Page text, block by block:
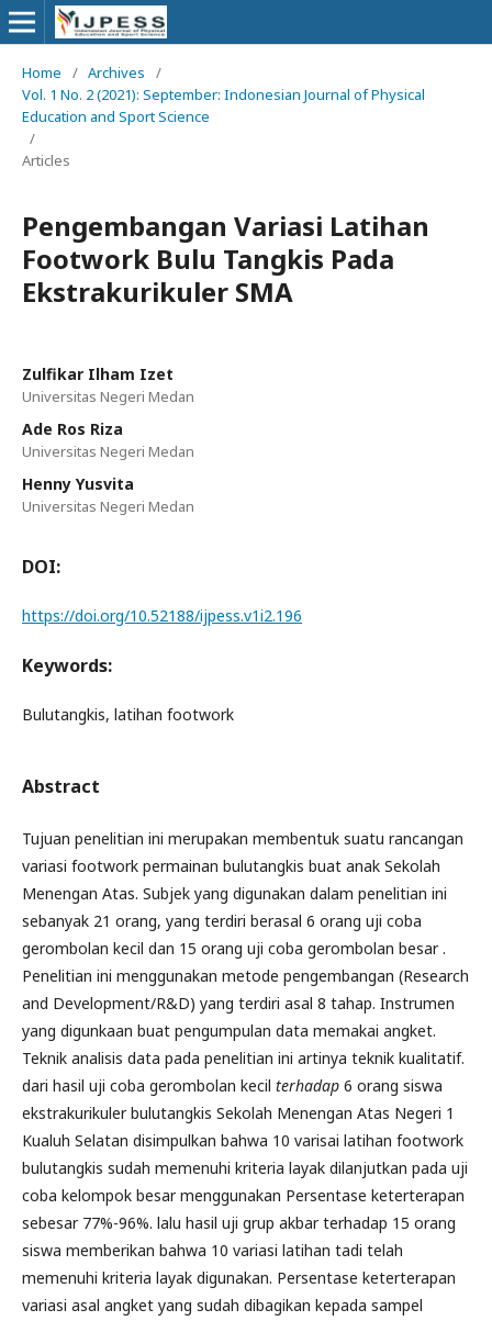
Home / Archives
/
Vol. 1 No. 2 (2021): September: Indonesian Journal of Physical
Education and Sport Science
/
Articles
Pengembangan Variasi Latihan
Footwork Bulu Tangkis Pada
Ekstrakurikuler SMA
Zulfikar Ilham Izet
Universitas Negeri Medan
Ade Ros Riza
Universitas Negeri Medan
Henny Yusvita
Universitas Negeri Medan
DOI:
https://doi.org/10.52188/ijpess.v1i2.196
Keywords:
Bulutangkis, latihan footwork
Abstract
Tujuan penelitian ini merupakan membentuk suatu rancangan
variasi footwork permainan bulutangkis buat anak Sekolah
Menengan Atas. Subjek yang digunakan dalam penelitian ini
sebanyak 21 orang, yang terdiri berasal 6 orang uji coba
gerombolan kecil dan 15 orang uji coba gerombolan besar .
Penelitian ini menggunakan metode pengembangan (Research
and Development/R&D) yang terdiri asal 8 tahap. Instrumen
yang digunkaan buat pengumpulan data memakai angket.
Teknik analisis data pada penelitian ini artinya teknik kualitatif.
dari hasil uji coba gerombolan kecil terhadap 6 orang siswa
ekstrakurikuler bulutangkis Sekolah Menengan Atas Negeri 1
Kualuh Selatan disimpulkan bahwa 10 varisai latihan footwork
bulutangkis sudah memenuhi kriteria layak dilanjutkan pada uji
coba kelompok besar menggunakan Persentase keterterapan
sebesar 77%-96%. lalu hasil uji grup akbar terhadap 15 orang
siswa memberikan bahwa 10 variasi latihan tadi telah
memenuhi kriteria layak digunakan. Persentase keterterapan
variasi asal angket yang sudah dibagikan kepada sampel